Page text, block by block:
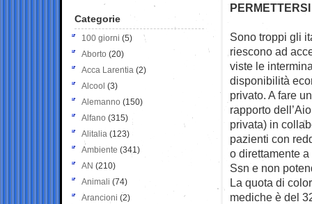
PERMETTERSI
Sono troppi gli
riescono ad
viste le
disponibilità
privato. A fare
rapporto
privata) in
pazienti con
o direttamente
Ssn e non
La quota di
mediche è del
Categorie
100 giorni (5)
Aborto (20)
Acca Larentia (2)
Alcool (3)
Alemanno (150)
Alfano (315)
Alitalia (123)
Ambiente (341)
AN (210)
Animali (74)
Arancioni (2)